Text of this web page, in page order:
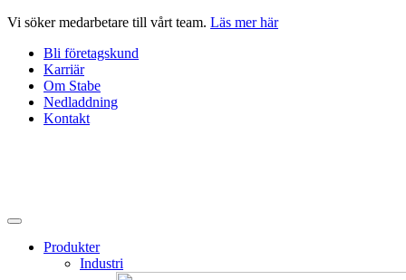
Hoppa
innehåll
Vi söker medarbetare till vårt team. Läs mer här
Bli företagskund
Karriär
Om Stabe
Nedladdning
Kontakt
Produkter
Industri